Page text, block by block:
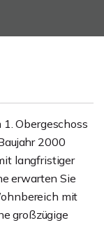
Obergeschoss
2000
langfristiger
erwarten Sie
mit
großzügige